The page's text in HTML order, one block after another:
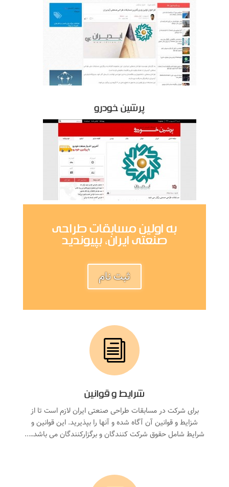
پرشین خودرو
به اولین مسابقات طراحی
صنعتی ایران، بپیوندید
ثبت نام
i
شرایط و قوانین
برای شرکت در مسابقات طراحی صنعتی ایران لازم است تا از
شزایط و قوانین آن آگاه شده و آنها را بپذیرید. این قوانین و
شرایط شامل حقوق شرکت کنندگان و برگزارکنندگان می باشد…..